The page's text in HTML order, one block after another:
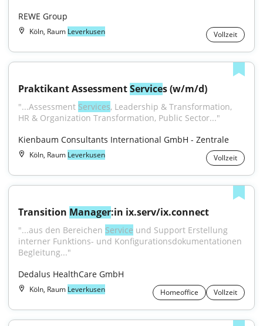
REWE Group
Köln, Raum Leverkusen Vollzeit
Praktikant Assessment Services (w/m/d)
"...Assessment Services, Leadership & Transformation,
HR & Organization Transformation, Public Sector..."
Kienbaum Consultants International GmbH - Zentrale
Köln, Raum Leverkusen Vollzeit
Transition Manager:in ix.serv/ix.connect
"...aus den Bereichen Service und Support Erstellung
interner Funktions- und Konfigurationsdokumentationen
Begleitung..."
Dedalus HealthCare GmbH
Köln, Raum Leverkusen Homeoffice Vollzeit